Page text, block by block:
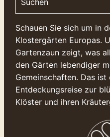
Schauen Sie sich um in
Klostergärten Europas.
Gartenzaun zeigt, was
den Gärten lebendiger
Gemeinschaften. Das ist
Entdeckungsreise zur
Klöster und ihren